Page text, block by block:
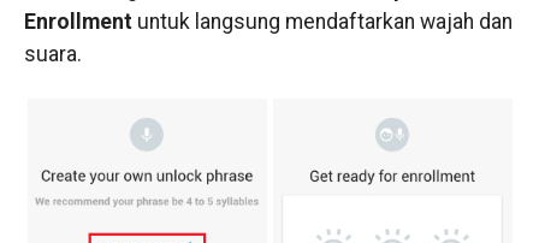
Enrollmentuntuk langsung mendaftarkan wajah dan
suara.